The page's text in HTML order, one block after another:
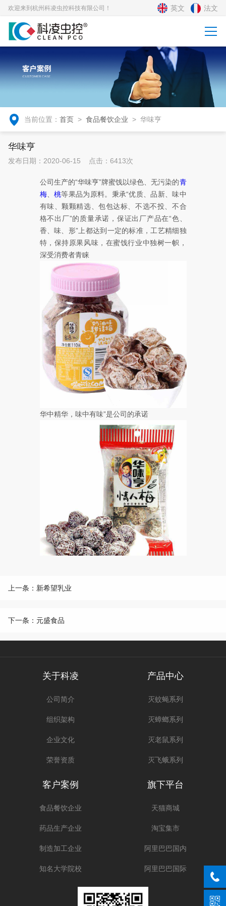
欢迎来到杭州科凌虫控科技有限公司！ 英文 法文
当前位置： 首页 > 食品餐饮企业 > 华味亨
华味亨
发布日期：2020-06-15 点击：6413次
公司生产的“华味亨”牌蜜饯以绿色、无污染的青
梅、桃等果品为原料。秉承“优质、品新、味中
有味、颗颗精选、包包达标、不选不投、不合
格不出厂”的质量承诺，保证出厂产品在“色、
香、味、形”上都达到一定的标准，工艺精细独
特，保持原果风味，在蜜饯行业中独树一帜，
深受消费者青睐
华中精华，味中有味”是公司的承诺
上一条：新希望乳业
下一条：元盛食品
关于科凌
公司简介
组织架构
企业文化
荣誉资质
产品中心
灭蚊蝇系列
灭蟑螂系列
灭老鼠系列
灭飞蛾系列
客户案例
食品餐饮企业
药品生产企业
制造加工企业
知名大学院校
旗下平台
天猫商城
淘宝集市
阿里巴巴国内
阿里巴巴国际